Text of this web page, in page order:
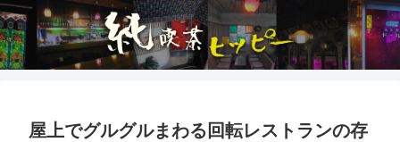
屋上でグルグルまわる回転レストランの存